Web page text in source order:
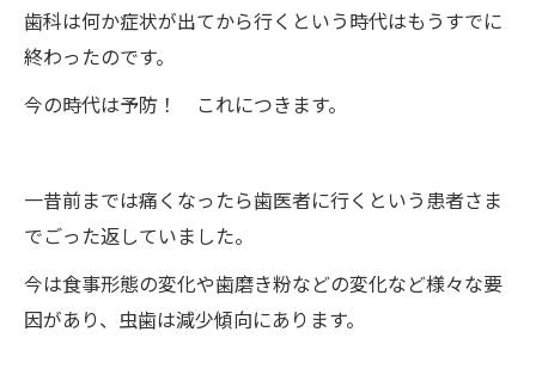
歯科は何か症状が出てから行くという時代はもうすでに
終わったのです。
今の時代は予防！ これにつきます。
一昔前までは痛くなったら歯医者に行くという患者さま
でごった返していました。
今は食事形態の変化や歯磨き粉などの変化など様々な要
因があり、虫歯は減少傾向にあります。